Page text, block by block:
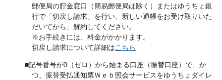
郵便局の貯金窓口（簡易郵便局は除く）またはゆうちょ銀
行で「切戻し請求」を行い、新しい通帳をお受け取りいた
だいてから、解約してください。
※お手続きには、料金がかかります。
切戻し請求について詳細はこちら
■記号番号が0（ゼロ）から始まる口座（振替口座）で、か
つ、振替受払通知票Ｗｅｂ照会サービスをゆうちょダイレ